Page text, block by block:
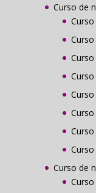
Curso de
Curso
Curso de